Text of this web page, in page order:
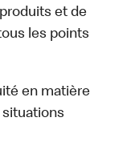
et de
les points
en matière